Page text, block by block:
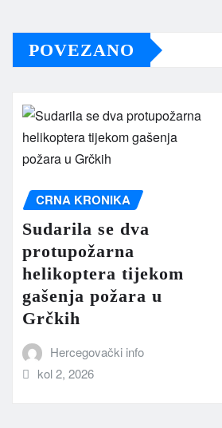
POVEZANO
CRNA KRONIKA
Sudarila se dva
protupožarna
helikoptera tijekom
gašenja požara u
Grčkih
Hercegovački info
kol 2, 2026